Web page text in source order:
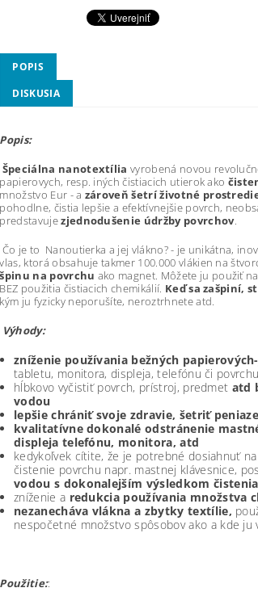
POPIS
DISKUSIA
Popis:
Špeciálna nanotextília vyrobená novou
papierovych, resp. iných čistiacich utierok ako
množstvo Eur - a zároveň šetrí životné
pohodlne, čistia lepšie a efektívnejšie povrch,
predstavujezjednodušenie údržby povrchov.
Čo je to Nanoutierka a jej vlákno? - je unikátna,
vlas, ktorá obsahuje takmer 100.000 vlákien na
špinu na povrchu ako magnet. Môžete ju použiť
BEZ použitia čistiacich chemikálií. Keď sa zašpiní,
kým ju fyzicky neporušíte, neroztrhnete atd.
Výhody:
zníženie používania bežných
tabletu, monitora, displeja, telefónu či
hĺbkovo vyčistiť povrch, prístroj, predmet atd
vodou
lepšie chrániť svoje zdravie, šetriť
kvalitatívne dokonalé odstránenie
displeja telefónu, monitora, atd
kedykoľvek cítite, že je potrebné dosiahnuť
čistenie povrchu napr. mastnej klávesnice,
vodou s dokonalejším výsledkom čistenia
zníženie a redukcia používania množstva
nezanecháva vlákna a zbytky textílie,
nespočetné množstvo spôsobov ako a kde ju
Použitie::